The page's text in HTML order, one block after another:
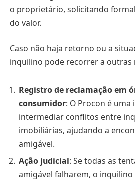
o proprietário, solicitando
do valor.
Caso não haja retorno ou a
inquilino pode recorrer a outras
Registro de reclamação em
consumidor: O Procon é
intermediar conflitos entre
imobiliárias, ajudando a
amigável.
Ação judicial: Se todas as
amigável falharem, o